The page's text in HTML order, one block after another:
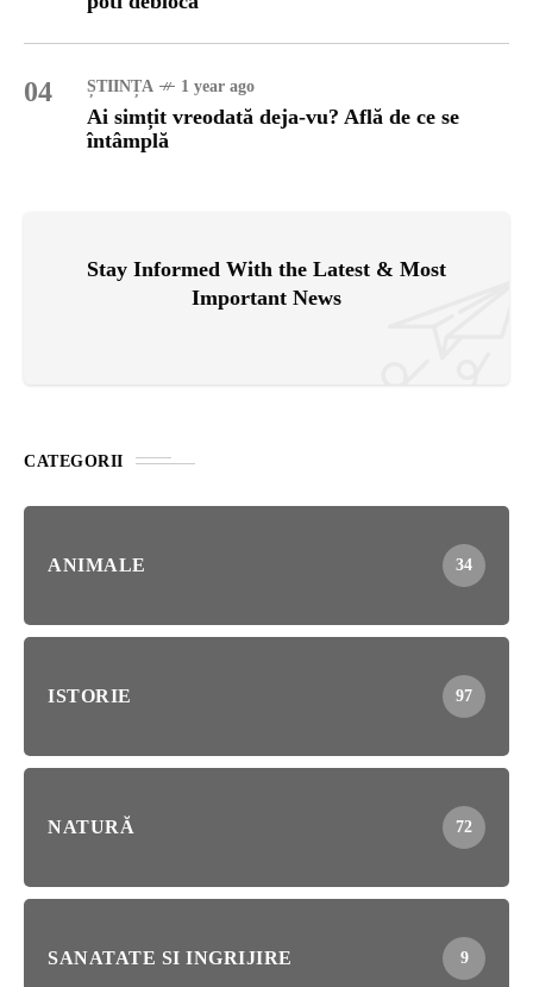
04 ȘTIINȚA 1 year ago
Ai simțit vreodată deja-vu? Află de ce se
întâmplă
Stay Informed With the Latest & Most
Important News
CATEGORII
ANIMALE 34
ISTORIE 97
NATURĂ 72
SANATATE SI INGRIJIRE 9